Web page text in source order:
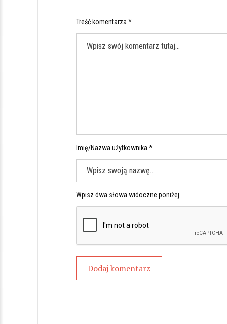
Treść komentarza *
Imię/Nazwa użytkownika *
Wpisz dwa słowa widoczne poniżej